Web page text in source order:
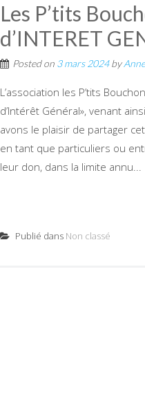
Les P’tits
d’INTERET
Posted on 3 mars 2024by
L’association les P’tits
d’Intérêt Général», venant
avons le plaisir de partager
en tant que particuliers ou
leur don, dans la limite annu...
Publié dans Non classé